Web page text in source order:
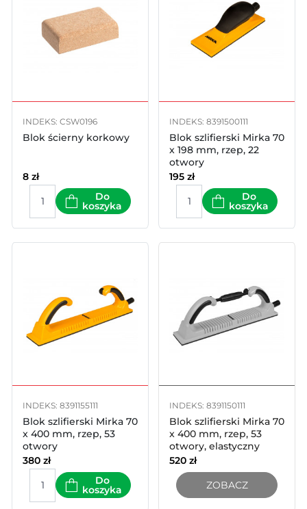
INDEKS: CSW0196
Blok ścierny korkowy
8 zł
Do
koszyka
INDEKS: 8391500111
Blok szlifierski Mirka 70
x 198 mm, rzep, 22
otwory
195 zł
Do
koszyka
INDEKS: 8391155111
Blok szlifierski Mirka 70
x 400 mm, rzep, 53
otwory
380 zł
Do
koszyka
INDEKS: 8391150111
Blok szlifierski Mirka 70
x 400 mm, rzep, 53
otwory, elastyczny
520 zł
ZOBACZ